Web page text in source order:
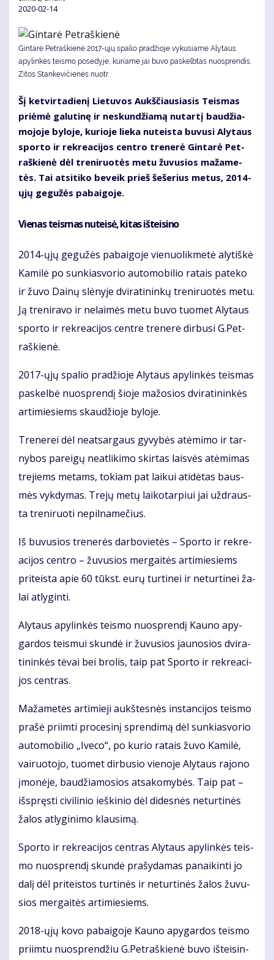
2020-02-14
Gintarė Petraškienė 2017-ųjų spalio pradžioje vykusiame Alytaus
apylinkės teismo posėdyje, kuriame jai buvo paskelbtas nuosprendis.
Zitos Stankevičienės nuotr.
Šį ket­vir­ta­die­nį Lie­tu­vos Aukš­čiau­sia­sis Teis­mas
pri­ėmė ga­lu­ti­nę ir ne­skun­džia­mą nu­tar­tį bau­džia­
mo­jo­je by­lo­je, ku­rio­je lie­ka nu­teis­ta bu­vu­si Aly­taus
spor­to ir rek­re­a­ci­jos cen­tro tre­ne­rė Gin­ta­rė Pet­
raš­kie­nė dėl tre­ni­ruo­tės me­tu žu­vu­sios ma­ža­me­
tės. Tai at­si­ti­ko be­veik prieš še­še­rius me­tus, 2014-
ųjų ge­gu­žės pa­bai­go­je.
Vie­nas teis­mas nu­tei­sė, ki­tas iš­tei­si­no
2014-ųjų ge­gu­žės pa­bai­go­je vie­nuo­lik­me­tė aly­tiš­kė
Ka­mi­lė po sun­kias­vo­rio au­to­mo­bi­lio ra­tais pa­te­ko
ir žu­vo Dai­nų slė­ny­je dvi­ra­ti­nin­kų tre­ni­ruo­tės me­tu.
Ją tre­ni­ra­vo ir ne­lai­mės me­tu bu­vo tuo­met Aly­taus
spor­to ir rek­re­a­ci­jos cen­tre tre­ne­re dir­bu­si G.Pet­
raš­kie­nė.
2017-ųjų spa­lio pra­džio­je Aly­taus apy­lin­kės teis­mas
pa­skel­bė nuosp­ren­dį šio­je ma­žo­sios dvi­ra­ti­nin­kės
ar­ti­mie­siems skau­džio­je by­lo­je.
Tre­ne­rei dėl ne­at­sar­gaus gy­vy­bės at­ėmi­mo ir tar­
ny­bos pa­rei­gų ne­at­li­ki­mo skir­tas lais­vės at­ėmi­mas
tre­jiems me­tams, to­kiam pat lai­kui ati­dė­tas baus­
mės vyk­dy­mas. Tre­jų me­tų lai­ko­tar­piui jai už­draus­
ta tre­ni­ruo­ti ne­pil­na­me­čius.
Iš bu­vu­sios tre­ne­rės dar­bo­vie­tės – Spor­to ir rek­re­
a­ci­jos cen­tro – žu­vu­sios mer­gai­tės ar­ti­mie­siems
pri­teis­ta apie 60 tūkst. eu­rų tur­ti­nei ir ne­tur­ti­nei ža­
lai at­ly­gin­ti.
Aly­taus apy­lin­kės teis­mo nuosp­ren­dį Kau­no apy­
gar­dos teis­mui skun­dė ir žu­vu­sios jau­no­sios dvi­ra­
ti­nin­kės tė­vai bei bro­lis, taip pat Spor­to ir rek­re­a­ci­
jos cen­tras.
Ma­ža­me­tės ar­ti­mie­ji aukš­tes­nės ins­tan­ci­jos teis­mo
pra­šė pri­im­ti pro­ce­si­nį spren­di­mą dėl sun­kias­vo­rio
au­to­mo­bi­lio „Ive­co“, po ku­rio ra­tais žu­vo Ka­mi­lė,
vai­ruo­to­jo, tuo­met dir­bu­sio vie­no­je Aly­taus ra­jo­no
įmo­nė­je, bau­džia­mo­sios at­sa­ko­my­bės. Taip pat –
iš­spręs­ti ci­vi­li­nio ieš­ki­nio dėl di­des­nės ne­tur­ti­nės
ža­los at­ly­gi­ni­mo klau­si­mą.
Spor­to ir rek­re­a­ci­jos cen­tras Aly­taus apy­lin­kės teis­
mo nuosp­ren­dį skun­dė pra­šy­da­mas pa­nai­kin­ti jo
da­lį dėl pri­teis­tos tur­ti­nės ir ne­tur­ti­nės ža­los žu­vu­
sios mer­gai­tės ar­ti­mie­siems.
2018-ųjų ko­vo pa­bai­go­je Kau­no apy­gar­dos teis­mo
pri­im­tu nuosp­ren­džiu G.Pet­raš­kie­nė bu­vo iš­tei­sin­